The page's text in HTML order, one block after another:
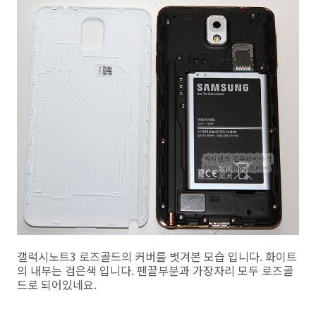
갤럭시노트3 로즈골드의 커버를 벗겨본 모습 입니다. 화이트
의 내부는 검은색 입니다. 펜끝부분과 가장자리 모두 로즈골
드로 되어있네요.